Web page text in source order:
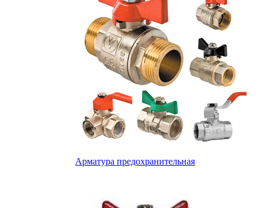
Арматура предохранительная